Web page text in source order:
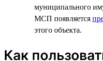
муниципального
МСП появляется
этого объекта.
Как